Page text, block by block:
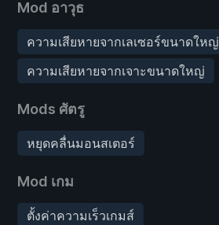
Mod อาวุธ
ความเสียหายจากเลเซอร์ขนาดใหญ่
ความเสียหายจากเจาะขนาดใหญ่
Mods ศัตรู
หยุดคลื่นมอนสเตอร์
Mod เกม
ตั้งค่าความเร็วเกมส์